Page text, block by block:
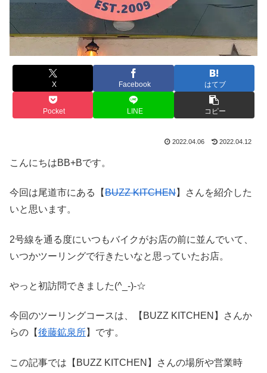
X Facebook はてブ
Pocket LINE コピー
2022.04.06 2022.04.12
こんにちはBB+Bです。
今回は尾道市にある【BUZZ KITCHEN】さんを紹介した
いと思います。
2号線を通る度にいつもバイクがお店の前に並んでいて、
いつかツーリングで行きたいなと思っていたお店。
やっと初訪問できました(^_-)-☆
今回のツーリングコースは、【BUZZ KITCHEN】さんか
らの【後藤鉱泉所】です。
この記事では【BUZZ KITCHEN】さんの場所や営業時